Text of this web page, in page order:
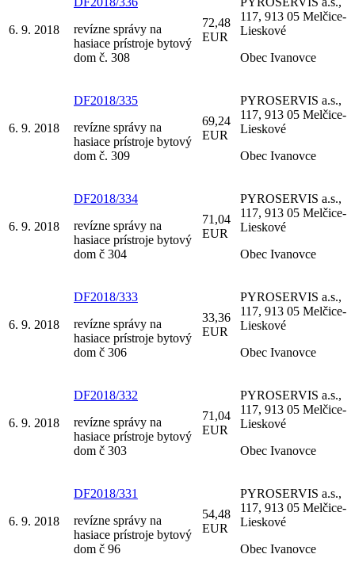
6. 9. 2018
revízne správy na
hasiace prístroje bytový
dom č. 308
72,48
EUR
117, 913 05 Melčice-
Lieskové
Obec Ivanovce
6. 9. 2018
DF2018/335
revízne správy na
hasiace prístroje bytový
dom č. 309
69,24
EUR
PYROSERVIS a.s.,
117, 913 05 Melčice-
Lieskové
Obec Ivanovce
6. 9. 2018
DF2018/334
revízne správy na
hasiace prístroje bytový
dom č 304
71,04
EUR
PYROSERVIS a.s.,
117, 913 05 Melčice-
Lieskové
Obec Ivanovce
6. 9. 2018
DF2018/333
revízne správy na
hasiace prístroje bytový
dom č 306
33,36
EUR
PYROSERVIS a.s.,
117, 913 05 Melčice-
Lieskové
Obec Ivanovce
6. 9. 2018
DF2018/332
revízne správy na
hasiace prístroje bytový
dom č 303
71,04
EUR
PYROSERVIS a.s.,
117, 913 05 Melčice-
Lieskové
Obec Ivanovce
6. 9. 2018
DF2018/331
revízne správy na
hasiace prístroje bytový
dom č 96
54,48
EUR
PYROSERVIS a.s.,
117, 913 05 Melčice-
Lieskové
Obec Ivanovce